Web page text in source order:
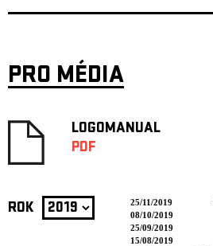
PRO MÉDIA
LOGOMANUAL
PDF
ROK 25/11/2019
08/10/2019
25/09/2019
15/08/2019